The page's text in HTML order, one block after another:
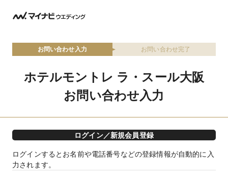
お問い合わせ入力 お問い合わせ完了
ホテルモントレ ラ・スール大阪
お問い合わせ入力
ログイン／新規会員登録
ログインするとお名前や電話番号などの登録情報が自動的に入
力されます。